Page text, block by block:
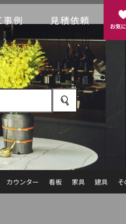
例 見積依頼
お気
カウンター 看板 家具 建具 そ